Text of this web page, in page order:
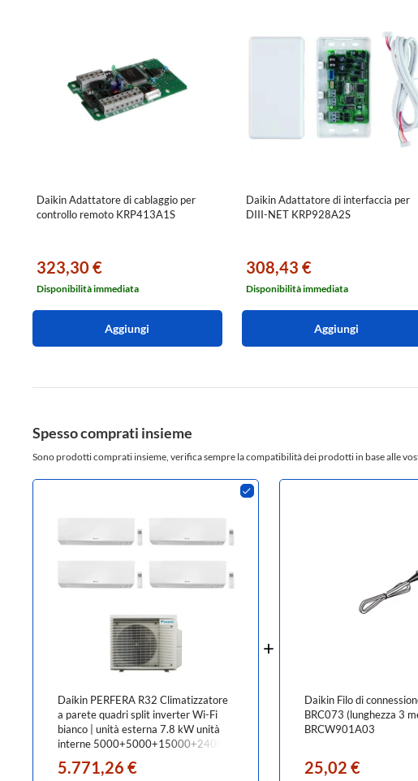
Daikin Adattatore di cablaggio per
controllo remoto KRP413A1S
323,30 €
Disponibilità immediata
Aggiungi
Daikin Adattatore di interfaccia per
DIII-NET KRP928A2S
308,43 €
Disponibilità immediata
Aggiungi
Spesso comprati insieme
Sono prodotti comprati insieme, verifica sempre la compatibilità dei prodotti in base alle
Daikin PERFERA R32 Climatizzatore
a parete quadri split inverter Wi-Fi
bianco | unità esterna 7.8 kW unità
interne 5000+5000+15000+24000
BTU
5MXM90A9+CTXM[15|15]R+FTXM[42|71]R
5.771,26 €
Daikin Filo di
BRC073 (lunghezza 3
BRCW901A03
25,02 €